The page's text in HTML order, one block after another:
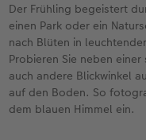
Der Frühling begeistert
einen Park oder ein
nach Blüten in
Probieren Sie neben
auch andere Blickwinkel
auf den Boden. So
dem blauen Himmel ein.